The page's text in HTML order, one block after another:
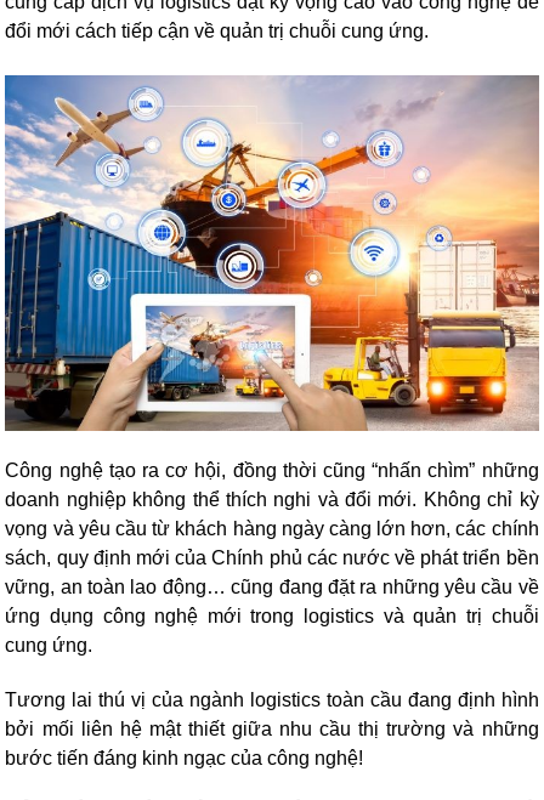
đổi mới cách tiếp cận về quản trị chuỗi cung ứng.
Công nghệ tạo ra cơ hội, đồng thời cũng “nhấn chìm” những
doanh nghiệp không thể thích nghi và đổi mới. Không chỉ kỳ
vọng và yêu cầu từ khách hàng ngày càng lớn hơn, các chính
sách, quy định mới của Chính phủ các nước về phát triển bền
vững, an toàn lao động… cũng đang đặt ra những yêu cầu về
ứng dụng công nghệ mới trong logistics và quản trị chuỗi
cung ứng.
Tương lai thú vị của ngành logistics toàn cầu đang định hình
bởi mối liên hệ mật thiết giữa nhu cầu thị trường và những
bước tiến đáng kinh ngạc của công nghệ!